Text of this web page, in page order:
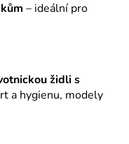
– ideální pro
židli s
a hygienu, modely